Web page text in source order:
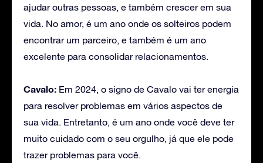
ajudar outras pessoas, e também crescer em sua
vida. No amor, é um ano onde os solteiros podem
encontrar um parceiro, e também é um ano
excelente para consolidar relacionamentos.
Cavalo: Em 2024, o signo de Cavalo vai ter energia
para resolver problemas em vários aspectos de
sua vida. Entretanto, é um ano onde você deve ter
muito cuidado com o seu orgulho, já que ele pode
trazer problemas para você.